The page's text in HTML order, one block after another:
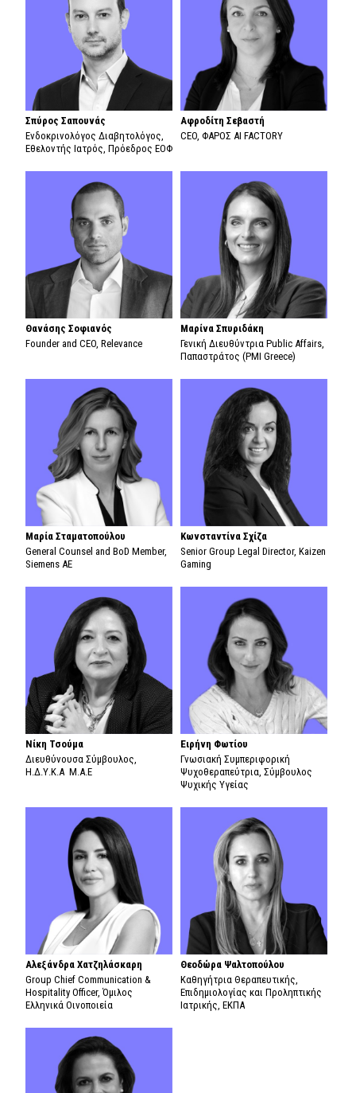
Σπύρος Σαπουνάς
Ενδοκρινολόγος Διαβητολόγος,
Εθελοντής Ιατρός, Πρόεδρος ΕΟΦ
Αφροδίτη Σεβαστή
CEO, ΦΑΡΟΣ AI FACTORY
Θανάσης Σοφιανός
Founder and CEO, Relevance
Μαρίνα Σπυριδάκη
Γενική Διευθύντρια Public Affairs,
Παπαστράτος (PMI Greece)
Μαρία Σταματοπούλου
General Counsel and BoD Member,
Siemens AE
Κωνσταντίνα Σχίζα
Senior Group Legal Director, Kaizen
Gaming
Νίκη Τσούμα
Διευθύνουσα Σύμβουλος,
Η.Δ.Υ.Κ.Α Μ.Α.Ε
Ειρήνη Φωτίου
Γνωσιακή Συμπεριφορική
Ψυχοθεραπεύτρια, Σύμβουλος
Ψυχικής Υγείας
Αλεξάνδρα Χατζηλάσκαρη
Group Chief Communication &
Hospitality Officer, Όμιλος
Ελληνικά Οινοποιεία
Θεοδώρα Ψαλτοπούλου
Καθηγήτρια Θεραπευτικής,
Επιδημιολογίας και Προληπτικής
Ιατρικής, ΕΚΠΑ